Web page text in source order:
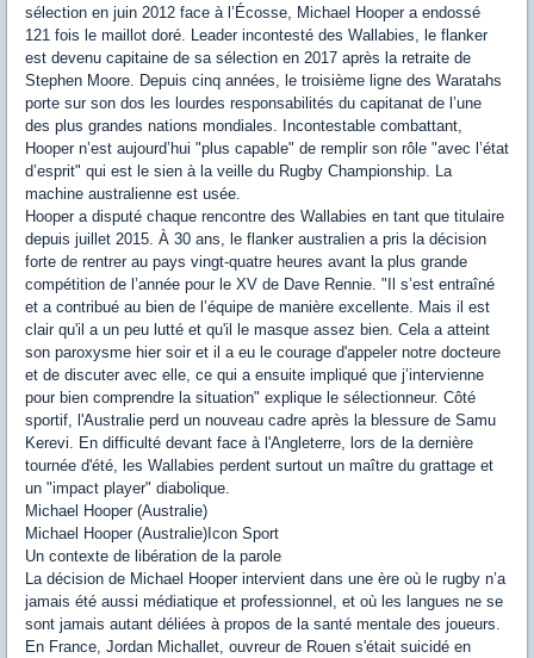
sélection en juin 2012 face à l’Écosse, Michael Hooper a endossé
121 fois le maillot doré. Leader incontesté des Wallabies, le flanker
est devenu capitaine de sa sélection en 2017 après la retraite de
Stephen Moore. Depuis cinq années, le troisième ligne des Waratahs
porte sur son dos les lourdes responsabilités du capitanat de l’une
des plus grandes nations mondiales. Incontestable combattant,
Hooper n’est aujourd’hui "plus capable" de remplir son rôle "avec l’état
d’esprit" qui est le sien à la veille du Rugby Championship. La
machine australienne est usée.
Hooper a disputé chaque rencontre des Wallabies en tant que titulaire
depuis juillet 2015. À 30 ans, le flanker australien a pris la décision
forte de rentrer au pays vingt-quatre heures avant la plus grande
compétition de l’année pour le XV de Dave Rennie. "Il s’est entraîné
et a contribué au bien de l’équipe de manière excellente. Mais il est
clair qu'il a un peu lutté et qu'il le masque assez bien. Cela a atteint
son paroxysme hier soir et il a eu le courage d'appeler notre docteure
et de discuter avec elle, ce qui a ensuite impliqué que j’intervienne
pour bien comprendre la situation" explique le sélectionneur. Côté
sportif, l'Australie perd un nouveau cadre après la blessure de Samu
Kerevi. En difficulté devant face à l'Angleterre, lors de la dernière
tournée d'été, les Wallabies perdent surtout un maître du grattage et
un "impact player" diabolique.
Michael Hooper (Australie)
Michael Hooper (Australie)Icon Sport
Un contexte de libération de la parole
La décision de Michael Hooper intervient dans une ère où le rugby n’a
jamais été aussi médiatique et professionnel, et où les langues ne se
sont jamais autant déliées à propos de la santé mentale des joueurs.
En France, Jordan Michallet, ouvreur de Rouen s'était suicidé en